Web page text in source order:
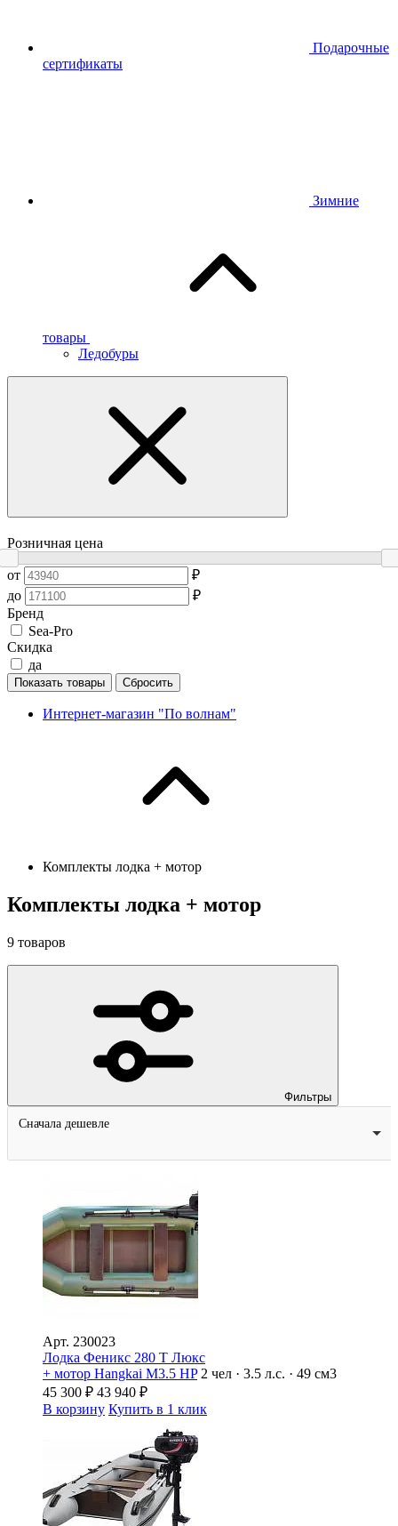
Подарочные
сертификаты
Зимние
товары
Ледобуры
Розничная цена
от
₽
до
₽
Бренд
Sea-Pro
Скидка
да
Показать товары Сбросить
Интернет-магазин "По волнам"
Комплекты лодка + мотор
Комплекты лодка + мотор
9 товаров
Фильтры
Сначала дешевле
Арт. 230023
Лодка Феникс 280 Т Люкс
+ мотор Hangkai M3.5 HP 2 чел · 3.5 л.с. · 49 см3
45 300 ₽ 43 940 ₽
В корзину Купить в 1 клик